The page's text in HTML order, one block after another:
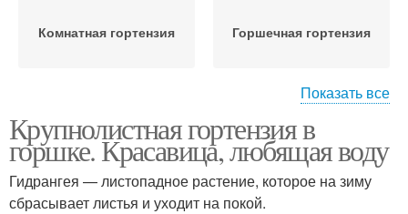
Комнатная гортензия Горшечная гортензия
Горшечные гортензии Гортензии в прикоп
Показать все
Крупнолистная гортензия в
горшке. Красавица, любящая воду
Гидрангея — листопадное растение, которое на зиму
сбрасывает листья и уходит на покой.